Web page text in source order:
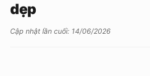
dẹp
Cập nhật lần cuối: 14/06/2026